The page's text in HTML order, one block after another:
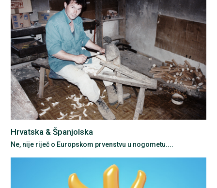
Hrvatska & Španjolska
Ne, nije riječ o Europskom prvenstvu u nogometu....